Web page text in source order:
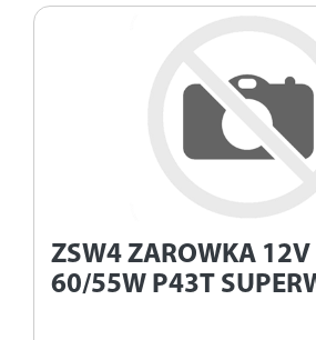
ZSW4 ZAROWKA 12V
60/55W P43T